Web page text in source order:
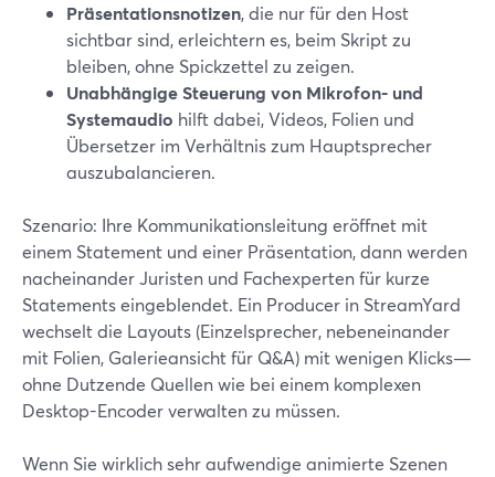
Präsentationsnotizen, die nur für den Host
sichtbar sind, erleichtern es, beim Skript zu
bleiben, ohne Spickzettel zu zeigen.
Unabhängige Steuerung von Mikrofon- und
Systemaudio hilft dabei, Videos, Folien und
Übersetzer im Verhältnis zum Hauptsprecher
auszubalancieren.
Szenario: Ihre Kommunikationsleitung eröffnet mit
einem Statement und einer Präsentation, dann werden
nacheinander Juristen und Fachexperten für kurze
Statements eingeblendet. Ein Producer in StreamYard
wechselt die Layouts (Einzelsprecher, nebeneinander
mit Folien, Galerieansicht für Q&A) mit wenigen Klicks—
ohne Dutzende Quellen wie bei einem komplexen
Desktop-Encoder verwalten zu müssen.
Wenn Sie wirklich sehr aufwendige animierte Szenen